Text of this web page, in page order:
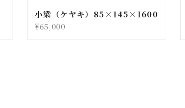
小梁（ケヤキ）85×145×1600
¥65,000